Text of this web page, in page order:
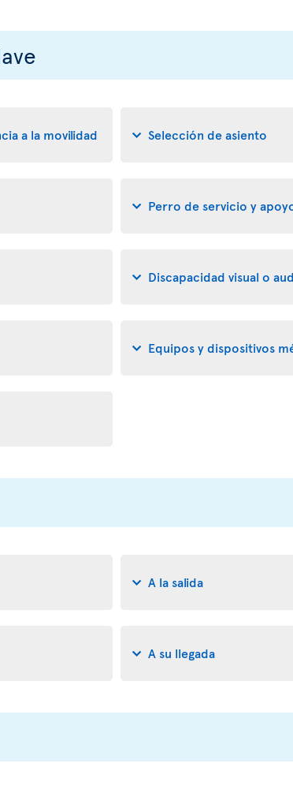
a la movilidad Selección de asiento
Perro de servicio y
Discapacidad visual o
Equipos y dispositivos
A la salida
A su llegada